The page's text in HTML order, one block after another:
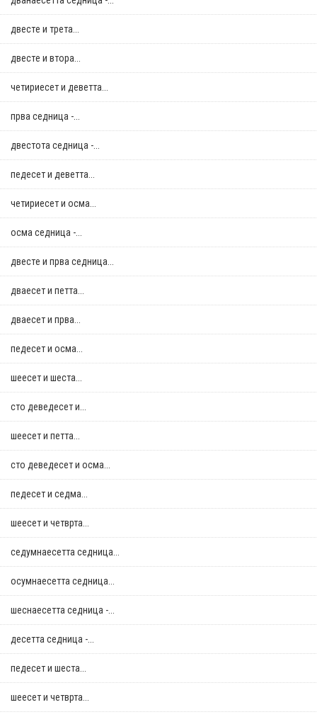
двестe и трета...
двестe и втора...
четириесет и деветта...
прва седница -...
двестота седница -...
педесет и деветта...
четириесет и осма...
осма седница -...
двестe и прва седница...
дваесет и петта...
дваесет и прва...
педесет и осма...
шеесет и шеста...
сто деведесет и...
шеесет и петта...
сто деведесет и осма...
педесет и седма...
шеесет и четврта...
седумнаесетта седница...
осумнaесетта седница...
шеснаесетта седница -...
десетта седница -...
педесет и шеста...
шеесет и четврта...